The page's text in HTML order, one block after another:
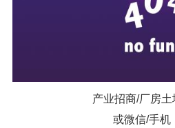
产业招商/厂房土
或微信/手机